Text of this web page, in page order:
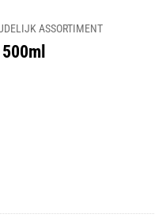
ASSORTIMENT